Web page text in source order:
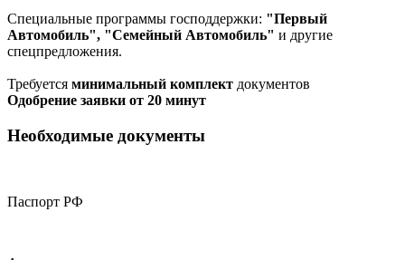
Специальные программы господдержки: "Первый
Автомобиль", "Семейный Автомобиль" и другие
спецпредложения.
Требуется минимальный комплект документов
Одобрение заявки от 20 минут
Необходимые документы
Паспорт РФ